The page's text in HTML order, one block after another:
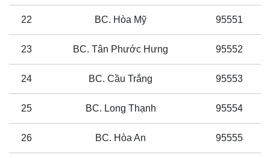
22 BC. Hòa Mỹ 95551
23 BC. Tân Phước Hưng 95552
24 BC. Cầu Trắng 95553
25 BC. Long Thạnh 95554
26 BC. Hòa An 95555